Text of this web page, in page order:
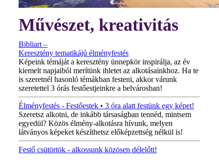
Művészet, kreativitás
Bibliart –
Keresztény tematikájú élményfestés
Képeink témáját a keresztény ünnepkör inspirálja, az év
kiemelt napjaiból merítünk ihletet az alkotásainkhoz. Ha te
is szeretnél hasonló témákban festeni, akkor várunk
szeretettel 3 órás festőestjeinkre a belvárosban!
Élményfestés - Festőestek • 3 óra alatt festünk egy képet!
Szeretsz alkotni, de inkább társaságban tennéd, mintsem
egyedül? Közös élmény-alkotásra hívunk, melyen
látványos képeket készíthetsz előképzettség nélkül is!
Festő csütörtök - alkossunk közösen délelőtt!